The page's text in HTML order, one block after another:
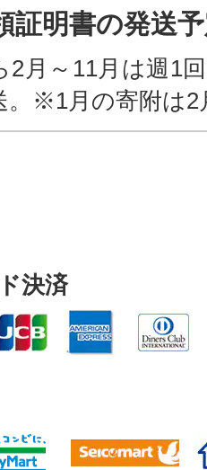
証明書の発送
2月～11月は週1
。※1月の寄附は2
決済